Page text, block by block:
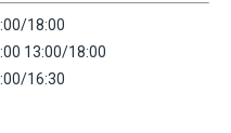
18:00
13:00/18:00
16:30